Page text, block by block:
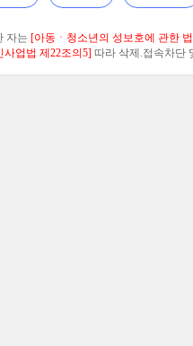
자는 [아동ㆍ청소년의 성보호에 관한
사업법 제22조의5] 따라 삭제.접속차단